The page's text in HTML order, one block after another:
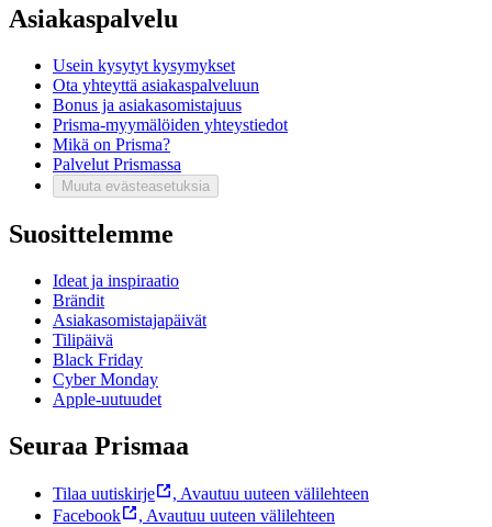
Asiakaspalvelu
Usein kysytyt kysymykset
Ota yhteyttä asiakaspalveluun
Bonus ja asiakasomistajuus
Prisma-myymälöiden yhteystiedot
Mikä on Prisma?
Palvelut Prismassa
Muuta evästeasetuksia
Suosittelemme
Ideat ja inspiraatio
Brändit
Asiakasomistajapäivät
Tilipäivä
Black Friday
Cyber Monday
Apple-uutuudet
Seuraa Prismaa
Tilaa uutiskirje , Avautuu uuteen välilehteen
Facebook
, Avautuu uuteen välilehteen